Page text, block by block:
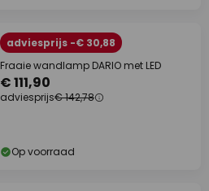
adviesprijs -€ 30,88
Fraaie wandlamp DARIO met LED
€ 111,90
adviesprijs€ 142,78
Op voorraad